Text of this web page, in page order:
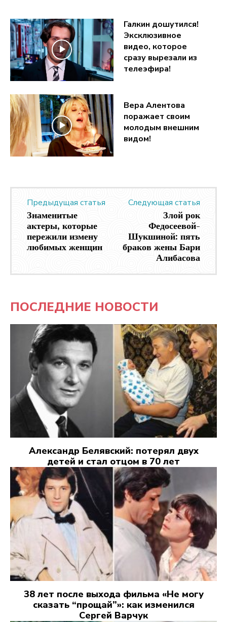
Галкин дошутился!
Эксклюзивное
видео, которое
сразу вырезали из
телеэфира!
Вера Алентова
поражает своим
молодым внешним
видом!
Предыдущая статья
Знаменитые
актеры, которые
пережили измену
любимых женщин
Следующая статья
Злой рок
Федосеевой-
Шукшиной: пять
браков жены Бари
Алибасова
ПОСЛЕДНИЕ НОВОСТИ
Александр Белявский: потерял двух
детей и стал отцом в 70 лет
38 лет после выхода фильма «Не могу
сказать “прощай”»: как изменился
Сергей Варчук